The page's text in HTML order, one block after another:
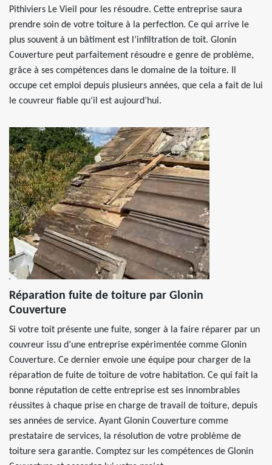
Pithiviers Le Vieil pour les résoudre. Cette entreprise saura
prendre soin de votre toiture à la perfection. Ce qui arrive le
plus souvent à un bâtiment est l’infiltration de toit. Glonin
Couverture peut parfaitement résoudre e genre de problème,
grâce à ses compétences dans le domaine de la toiture. Il
occupe cet emploi depuis plusieurs années, que cela a fait de lui
le couvreur fiable qu’il est aujourd’hui.
Réparation fuite de toiture par Glonin
Couverture
Si votre toit présente une fuite, songer à la faire réparer par un
couvreur issu d’une entreprise expérimentée comme Glonin
Couverture. Ce dernier envoie une équipe pour charger de la
réparation de fuite de toiture de votre habitation. Ce qui fait la
bonne réputation de cette entreprise est ses innombrables
réussites à chaque prise en charge de travail de toiture, depuis
ses années de service. Ayant Glonin Couverture comme
prestataire de services, la résolution de votre problème de
toiture sera garantie. Comptez sur les compétences de Glonin